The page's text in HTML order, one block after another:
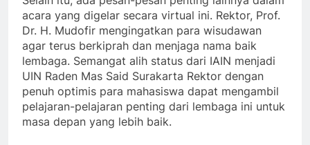
acara yang digelar secara virtual ini. Rektor, Prof.
Dr. H. Mudofir mengingatkan para wisudawan
agar terus berkiprah dan menjaga nama baik
lembaga. Semangat alih status dari IAIN menjadi
UIN Raden Mas Said Surakarta Rektor dengan
penuh optimis para mahasiswa dapat mengambil
pelajaran-pelajaran penting dari lembaga ini untuk
masa depan yang lebih baik.